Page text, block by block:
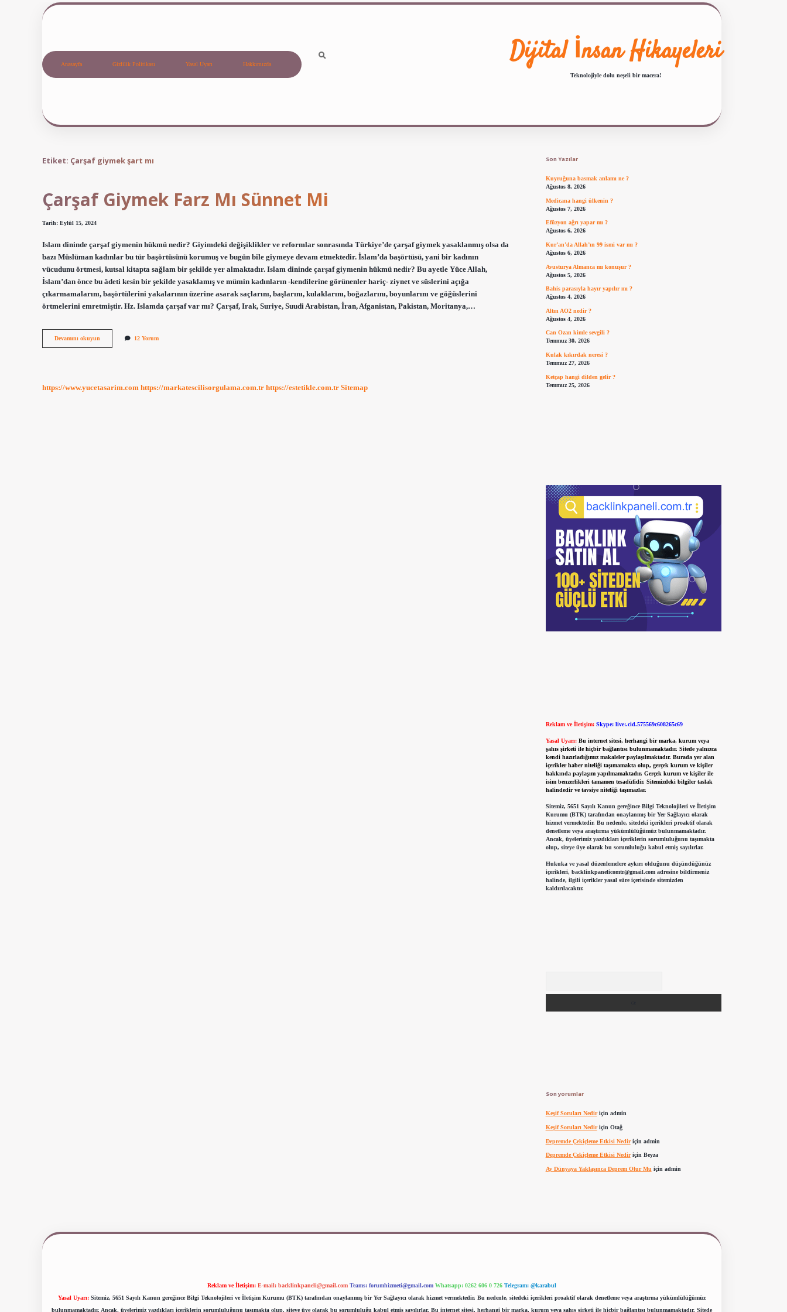
Anasayfa Gizlilik Politikası Yasal Uyarı Hakkımızda Dijital İnsan Hikayeleri
Teknolojiyle dolu neşeli bir macera!
Etiket: Çarşaf giymek şart mı
Çarşaf Giymek Farz Mı Sünnet Mi
Tarih: Eylül 15, 2024
Islam dininde çarşaf giymenin hükmü nedir? Giyimdeki değişiklikler ve reformlar sonrasında Türkiye’de çarşaf giymek yasaklanmış olsa da
bazı Müslüman kadınlar bu tür başörtüsünü korumuş ve bugün bile giymeye devam etmektedir. İslam’da başörtüsü, yani bir kadının
vücudunu örtmesi, kutsal kitapta sağlam bir şekilde yer almaktadır. Islam dininde çarşaf giymenin hükmü nedir? Bu ayetle Yüce Allah,
İslam’dan önce bu âdeti kesin bir şekilde yasaklamış ve mümin kadınların -kendilerine görünenler hariç- ziynet ve süslerini açığa
çıkarmamalarını, başörtülerini yakalarının üzerine asarak saçlarını, başlarını, kulaklarını, boğazlarını, boyunlarını ve göğüslerini
örtmelerini emretmiştir. Hz. Islamda çarşaf var mı? Çarşaf, Irak, Suriye, Suudi Arabistan, İran, Afganistan, Pakistan, Moritanya,…
Devamını okuyun
Giymek
12 Yorum
https://www.yucetasarim.com https://markatescilisorgulama.com.tr https://estetikle.com.tr Sitemap
Son Yazılar
Kuyruğuna basmak anlamı ne ?
Ağustos 8, 2026
Medicana hangi ülkenin ?
Ağustos 7, 2026
Efüzyon ağrı yapar mı ?
Ağustos 6, 2026
Kur’an’da Allah’ın 99 ismi var mı ?
Ağustos 6, 2026
Avusturya Almanca mı konuşur ?
Ağustos 5, 2026
Bahis parasıyla hayır yapılır mı ?
Ağustos 4, 2026
Altın AO2 nedir ?
Ağustos 4, 2026
Can Ozan kimle sevgili ?
Temmuz 30, 2026
Kulak kıkırdak neresi ?
Temmuz 27, 2026
Ketçap hangi dilden gelir ?
Temmuz 25, 2026
Reklam ve İletişim: Skype: live:.cid.575569c608265c69
Yasal Uyarı: Bu internet sitesi, herhangi bir marka, kurum veya
şahıs şirketi ile hiçbir bağlantısı bulunmamaktadır. Sitede yalnızca
kendi hazırladığımız makaleler paylaşılmaktadır. Burada yer alan
içerikler haber niteliği taşımamakta olup, gerçek kurum ve kişiler
hakkında paylaşım yapılmamaktadır. Gerçek kurum ve kişiler ile
isim benzerlikleri tamamen tesadüfidir. Sitemizdeki bilgiler taslak
halindedir ve tavsiye niteliği taşımazlar.
Sitemiz, 5651 Sayılı Kanun gereğince Bilgi Teknolojileri ve İletişim
Kurumu (BTK) tarafından onaylanmış bir Yer Sağlayıcı olarak
hizmet vermektedir. Bu nedenle, sitedeki içerikleri proaktif olarak
denetleme veya araştırma yükümlülüğümüz bulunmamaktadır.
Ancak, üyelerimiz yazdıkları içeriklerin sorumluluğunu taşımakta
olup, siteye üye olarak bu sorumluluğu kabul etmiş sayılırlar.
Hukuka ve yasal düzenlemelere aykırı olduğunu düşündüğünüz
içerikleri, backlinkpanelicomtr@gmail.comadresine bildirmeniz
halinde, ilgili içerikler yasal süre içerisinde sitemizden
kaldırılacaktır.
Son yorumlar
Keşif Soruları Nediriçin admin
Keşif Soruları Nediriçin Otağ
Depremde Çekiçleme Etkisi Nediriçin admin
Depremde Çekiçleme Etkisi Nediriçin Beyza
Ay Dünyaya Yaklaşınca Deprem Olur Mu için admin
Reklam ve İletişim: E-mail: backlinkpaneli@gmail.com Teams: forumhizmeti@gmail.com Whatsapp: 0262 606 0 726 Telegram: @karabul
Yasal Uyarı: Sitemiz, 5651 Sayılı Kanun gereğince Bilgi Teknolojileri ve İletişim Kurumu (BTK) tarafından onaylanmış bir Yer Sağlayıcı olarak hizmet vermektedir. Bu nedenle, sitedeki içerikleri proaktif olarak denetleme veya araştırma yükümlülüğümüz
bulunmamaktadır. Ancak, üyelerimiz yazdıkları içeriklerin sorumluluğunu taşımakta olup, siteye üye olarak bu sorumluluğu kabul etmiş sayılırlar. Bu internet sitesi, herhangi bir marka, kurum veya şahıs şirketi ile hiçbir bağlantısı bulunmamaktadır. Sitede